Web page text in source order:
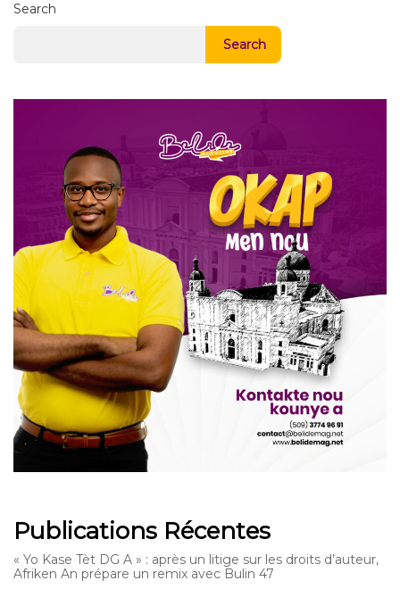
Search
Search
Publications Récentes
« Yo Kase Tèt DG A » : après un litige sur les droits d’auteur,
Afriken An prépare un remix avec Bulin 47